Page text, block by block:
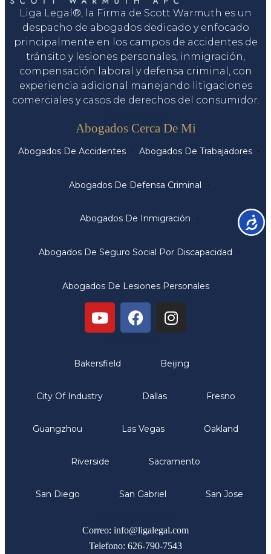
Liga Legal®, la Firma de Scott Warmuth es un
despacho de abogados dedicado y enfocado
principalmente en los campos de accidentes de
tránsito y lesiones personales, inmigración,
compensación laboral y defensa criminal, con
experiencia adicional manejando litigaciones
comerciales y casos de derechos del consumidor.
Abogados Cerca De Mi
Abogados De Accidentes Abogados De Trabajadores
Abogados De Defensa Criminal
Abogados De Inmigración
Abogados De Seguro Social Por Discapacidad
Abogados De Lesiones Personales
Bakersfield Beijing
City Of Industry Dallas Fresno
Guangzhou Las Vegas Oakland
Riverside Sacramento
San Diego San Gabriel San Jose
Correo: info@ligalegal.com
Telefono: 626-790-7543